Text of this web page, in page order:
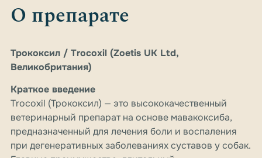
О препарате
Трококсил / Trocoxil (Zoetis UK Ltd,
Великобритания)
Краткое введение
Trocoxil (Трококсил) — это высококачественный
ветеринарный препарат на основе мавакоксиба,
предназначенный для лечения боли и воспаления
при дегенеративных заболеваниях суставов у собак.